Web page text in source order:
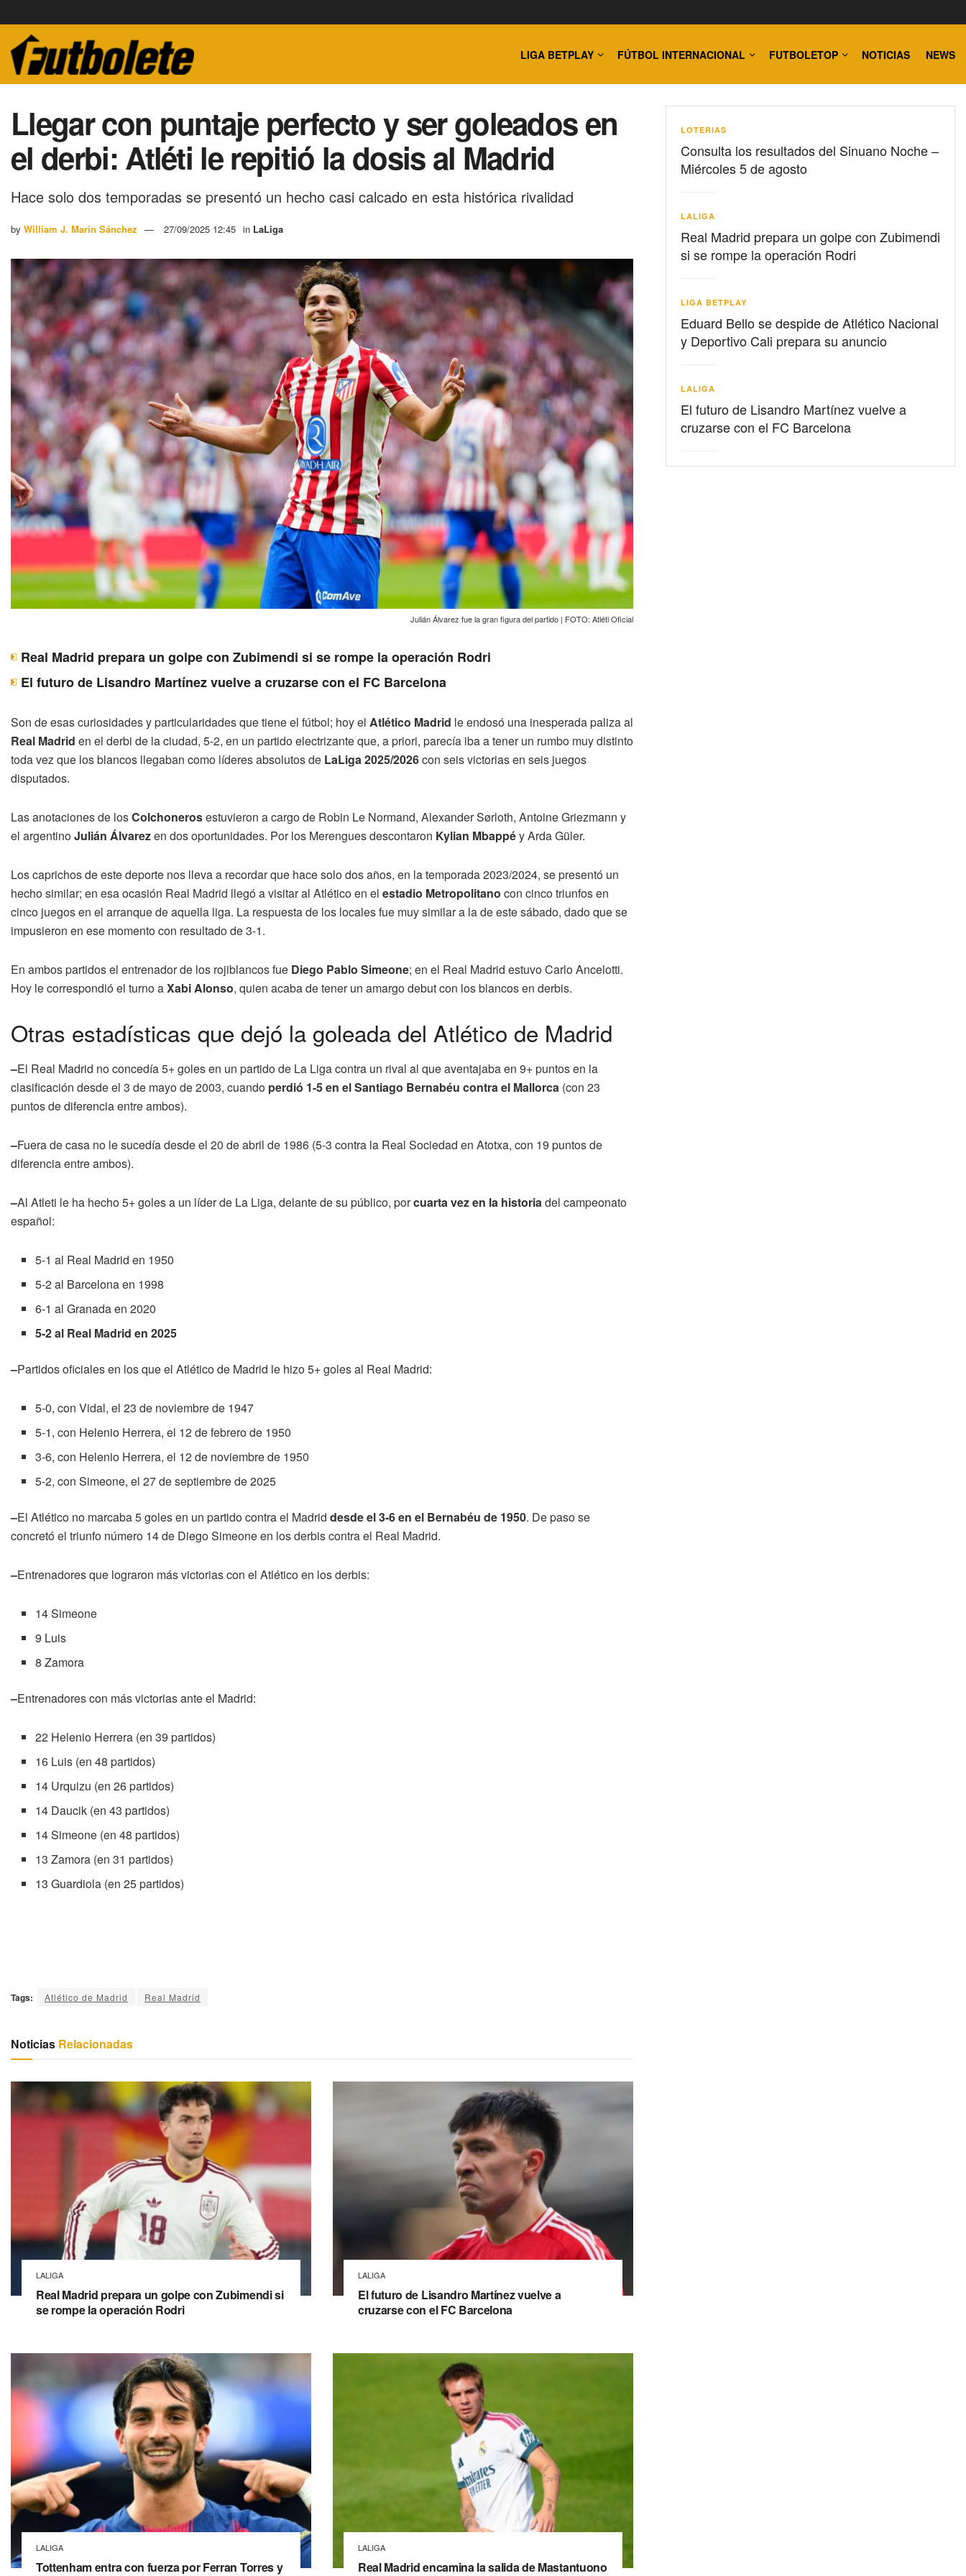
LIGA BETPLAY FÚTBOL INTERNACIONAL FUTBOLETOP NOTICIAS NEWS
Llegar con puntaje perfecto y ser goleados en
el derbi: Atléti le repitió la dosis al Madrid
Hace solo dos temporadas se presentó un hecho casi calcado en esta histórica rivalidad
by William J. Marín Sánchez 27/09/2025 12:45 in LaLiga
Julián Álvarez fue la gran figura del partido | FOTO: Atléti Oficial
Real Madrid prepara un golpe con Zubimendi si se rompe la operación Rodri
El futuro de Lisandro Martínez vuelve a cruzarse con el FC Barcelona
Son de esas curiosidades y particularidades que tiene el fútbol; hoy el Atlético Madrid le endosó una inesperada paliza al
Real Madrid en el derbi de la ciudad, 5-2, en un partido electrizante que, a priori, parecía iba a tener un rumbo muy distinto
toda vez que los blancos llegaban como líderes absolutos de LaLiga 2025/2026con seis victorias en seis juegos
disputados.
Las anotaciones de losColchonerosestuvieron a cargo de Robin Le Normand, Alexander Sørloth, Antoine Griezmann y
el argentinoJulián Álvarezen dos oportunidades. Por los Merengues descontaron Kylian Mbappéy Arda Güler.
Los caprichos de este deporte nos lleva a recordar que hace solo dos años, en la temporada 2023/2024, se presentó un
hecho similar; en esa ocasión Real Madrid llegó a visitar al Atlético en el estadio Metropolitano con cinco triunfos en
cinco juegos en el arranque de aquella liga. La respuesta de los locales fue muy similar a la de este sábado, dado que se
impusieron en ese momento con resultado de 3-1.
En ambos partidos el entrenador de los rojiblancos fue Diego Pablo Simeone; en el Real Madrid estuvo Carlo Ancelotti.
Hoy le correspondió el turno aXabi Alonso, quien acaba de tener un amargo debut con los blancos en derbis.
Otras estadísticas que dejó la goleada del Atlético de Madrid
–El Real Madrid no concedía 5+ goles en un partido de La Liga contra un rival al que aventajaba en 9+ puntos en la
clasificación desde el 3 de mayo de 2003, cuando perdió 1-5 en el Santiago Bernabéu contra el Mallorca (con 23
puntos de diferencia entre ambos).
–Fuera de casa no le sucedía desde el 20 de abril de 1986 (5-3 contra la Real Sociedad en Atotxa, con 19 puntos de
diferencia entre ambos).
–Al Atleti le ha hecho 5+ goles a un líder de La Liga, delante de su público, porcuarta vez en la historia del campeonato
español:
5-1 al Real Madrid en 1950
5-2 al Barcelona en 1998
6-1 al Granada en 2020
5-2 al Real Madrid en 2025
–Partidos oficiales en los que el Atlético de Madrid le hizo 5+ goles al Real Madrid:
5-0, con Vidal, el 23 de noviembre de 1947
5-1, con Helenio Herrera, el 12 de febrero de 1950
3-6, con Helenio Herrera, el 12 de noviembre de 1950
5-2, con Simeone, el 27 de septiembre de 2025
–El Atlético no marcaba 5 goles en un partido contra el Madrid desde el 3-6 en el Bernabéu de 1950. De paso se
concretó el triunfo número 14 de Diego Simeone en los derbis contra el Real Madrid.
–Entrenadores que lograron más victorias con el Atlético en los derbis:
14 Simeone
9 Luis
8 Zamora
–Entrenadores con más victorias ante el Madrid:
22 Helenio Herrera (en 39 partidos)
16 Luis (en 48 partidos)
14 Urquizu (en 26 partidos)
14 Daucik (en 43 partidos)
14 Simeone (en 48 partidos)
13 Zamora (en 31 partidos)
13 Guardiola (en 25 partidos)
Tags: Atlético de Madrid Real Madrid
Noticias Relacionadas
LALIGA
Real Madrid prepara un golpe con Zubimendi si
se rompe la operación Rodri
LALIGA
El futuro de Lisandro Martínez vuelve a
cruzarse con el FC Barcelona
LALIGA
Tottenham entra con fuerza por Ferran Torres y
LALIGA
Real Madrid encamina la salida de Mastantuono
LOTERIAS
Consulta los resultados del Sinuano Noche –
Miércoles 5 de agosto
LALIGA
Real Madrid prepara un golpe con Zubimendi
si se rompe la operación Rodri
LIGA BETPLAY
Eduard Bello se despide de Atlético Nacional
y Deportivo Cali prepara su anuncio
LALIGA
El futuro de Lisandro Martínez vuelve a
cruzarse con el FC Barcelona